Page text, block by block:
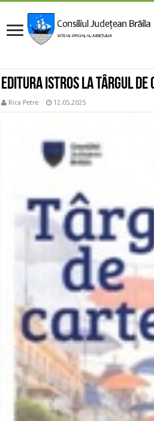
Editura Istros la Târgul de
Rica Petre 12.05.2025